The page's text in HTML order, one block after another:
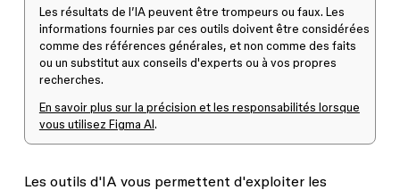
Les résultats de l’IA peuvent être trompeurs ou faux. Les
informations fournies par ces outils doivent être considérées
comme des références générales, et non comme des faits
ou un substitut aux conseils d'experts ou à vos propres
recherches.
En savoir plus sur la précision et les responsabilités lorsque
vous utilisez Figma AI .
Les outils d'IA vous permettent d'exploiter les